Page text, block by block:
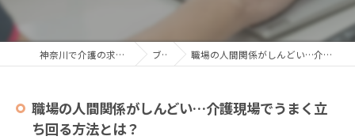
神奈川で介護の求人なら株式会社リアン ブログ 職場の人間関係がしんどい…介護現場でうまく立ち回る方法とは？
職場の人間関係がしんどい…介護現場でうまく立
ち回る方法とは？